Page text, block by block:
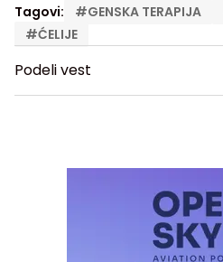
Tagovi: #GENSKA TERAPIJA
#ĆELIJE
Podeli vest